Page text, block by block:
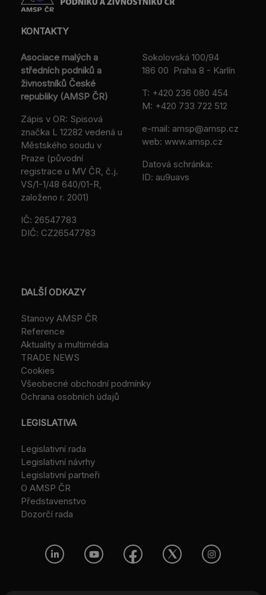
KONTAKTY
Asociace malých a
středních podniků a
živnostníků České
republiky (AMSP ČR)
Zápis v OR: Spisová
značka L 12282 vedená u
Městského soudu v
Praze (původní
registrace u MV ČR, č.j.
VS/1-1/48 640/01-R,
založeno r. 2001)
IČ: 26547783
DIČ: CZ26547783
Sokolovská 100/94
186 00 Praha 8 - Karlín
T: +420 236 080 454
M: +420 733 722 512
e-mail: amsp@amsp.cz
web: www.amsp.cz
Datová schránka:
ID: au9uavs
DALŠÍ ODKAZY
Stanovy AMSP ČR
Reference
Aktuality a multimédia
TRADE NEWS
Cookies
Všeobecné obchodní podmínky
Ochrana osobních údajů
LEGISLATIVA
Legislativní rada
Legislativní návrhy
Legislativní partneři
O AMSP ČR
Představenstvo
Dozorčí rada